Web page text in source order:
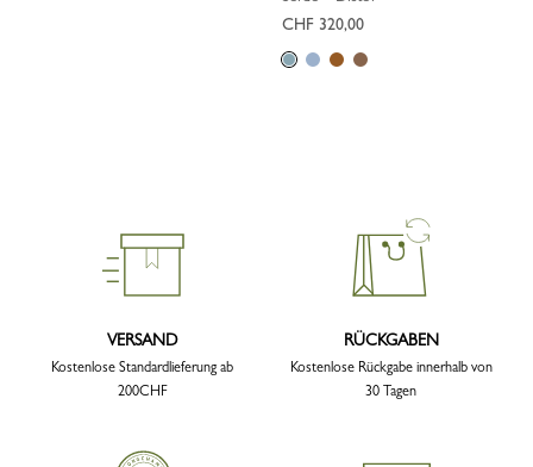
CHF 320,00
VERSAND
Kostenlose Standardlieferung ab
200CHF
RÜCKGABEN
Kostenlose Rückgabe innerhalb von
30 Tagen